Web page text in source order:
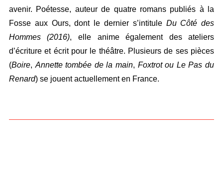
avenir. Poétesse, auteur de quatre romans publiés à la
Fosse aux Ours, dont le dernier s’intitule Du Côté des
Hommes (2016), elle anime également des ateliers
d’écriture et écrit pour le théâtre. Plusieurs de ses pièces
(Boire, Annette tombée de la main, Foxtrot ou Le Pas du
Renard) se jouent actuellement en France.